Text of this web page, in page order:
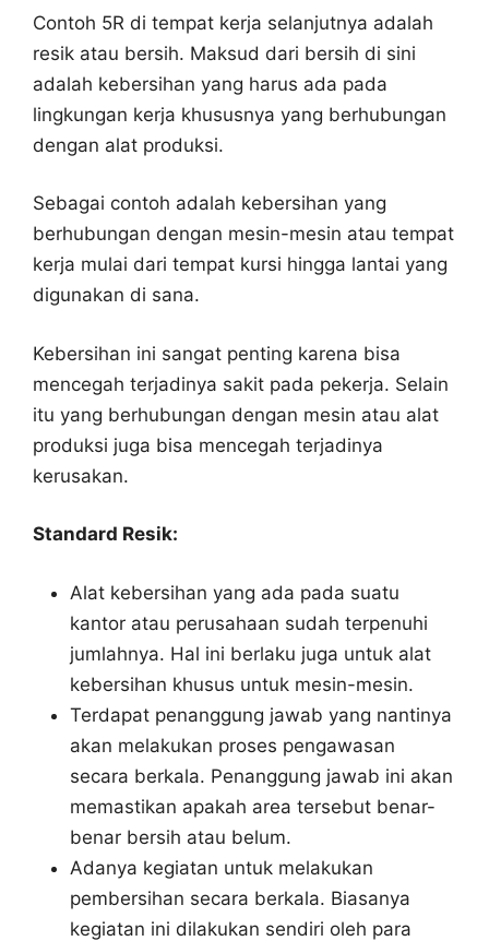
Contoh 5R di tempat kerja selanjutnya adalah
resik atau bersih. Maksud dari bersih di sini
adalah kebersihan yang harus ada pada
lingkungan kerja khususnya yang berhubungan
dengan alat produksi.
Sebagai contoh adalah kebersihan yang
berhubungan dengan mesin-mesin atau tempat
kerja mulai dari tempat kursi hingga lantai yang
digunakan di sana.
Kebersihan ini sangat penting karena bisa
mencegah terjadinya sakit pada pekerja. Selain
itu yang berhubungan dengan mesin atau alat
produksi juga bisa mencegah terjadinya
kerusakan.
Standard Resik:
Alat kebersihan yang ada pada suatu
kantor atau perusahaan sudah terpenuhi
jumlahnya. Hal ini berlaku juga untuk alat
kebersihan khusus untuk mesin-mesin.
Terdapat penanggung jawab yang nantinya
akan melakukan proses pengawasan
secara berkala. Penanggung jawab ini akan
memastikan apakah area tersebut benar-
benar bersih atau belum.
Adanya kegiatan untuk melakukan
pembersihan secara berkala. Biasanya
kegiatan ini dilakukan sendiri oleh para